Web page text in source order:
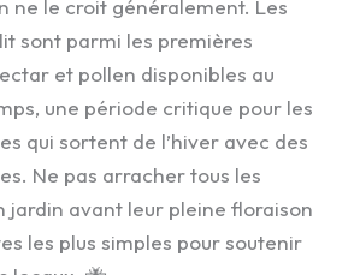
ne le croit généralement. Les
sont parmi les premières
et pollen disponibles au
une période critique pour les
qui sortent de l’hiver avec des
Ne pas arracher tous les
jardin avant leur pleine floraison
les plus simples pour soutenir